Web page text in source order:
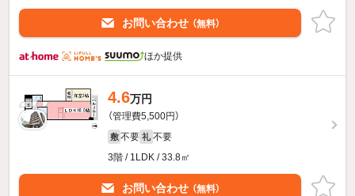
お問い合わせ （無料）
ほか提供
4.6万円
（管理費5,500円）
敷 不要 礼 不要
3階 / 1LDK / 33.8㎡
お問い合わせ （無料）